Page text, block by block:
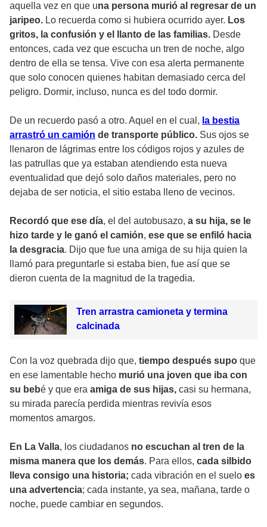
aquella vez en que una persona murió al regresar de un
jaripeo. Lo recuerda como si hubiera ocurrido ayer. Los
gritos, la confusión y el llanto de las familias. Desde
entonces, cada vez que escucha un tren de noche, algo
dentro de ella se tensa. Vive con esa alerta permanente
que solo conocen quienes habitan demasiado cerca del
peligro. Dormir, incluso, nunca es del todo dormir.
De un recuerdo pasó a otro. Aquel en el cual, la bestia
arrastró un camión de transporte público. Sus ojos se
llenaron de lágrimas entre los códigos rojos y azules de
las patrullas que ya estaban atendiendo esta nueva
eventualidad que dejó solo daños materiales, pero no
dejaba de ser noticia, el sitio estaba lleno de vecinos.
Recordó que ese día, el del autobusazo, a su hija, se le
hizo tarde y le ganó el camión, ese que se enfiló hacia
la desgracia. Dijo que fue una amiga de su hija quien la
llamó para preguntarle si estaba bien, fue así que se
dieron cuenta de la magnitud de la tragedia.
Tren arrastra camioneta y termina
calcinada
Con la voz quebrada dijo que, tiempo después supo que
en ese lamentable hecho murió una joven que iba con
su bebé y que era amiga de sus hijas, casi su hermana,
su mirada parecía perdida mientras revivía esos
momentos amargos.
En La Valla, los ciudadanos no escuchan al tren de la
misma manera que los demás. Para ellos, cada silbido
lleva consigo una historia; cada vibración en el suelo es
una advertencia; cada instante, ya sea, mañana, tarde o
noche, puede cambiar en segundos.